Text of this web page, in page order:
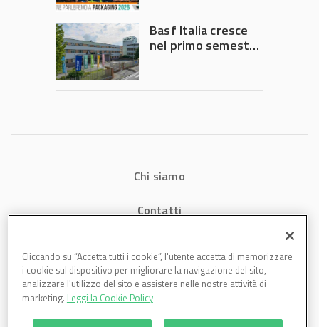
Governo
Basf Italia cresce
nel primo semestre
Chi siamo
Contatti
Cookies
Cliccando su “Accetta tutti i cookie”, l'utente accetta di memorizzare
i cookie sul dispositivo per migliorare la navigazione del sito,
analizzare l'utilizzo del sito e assistere nelle nostre attività di
marketing. Leggi la Cookie Policy